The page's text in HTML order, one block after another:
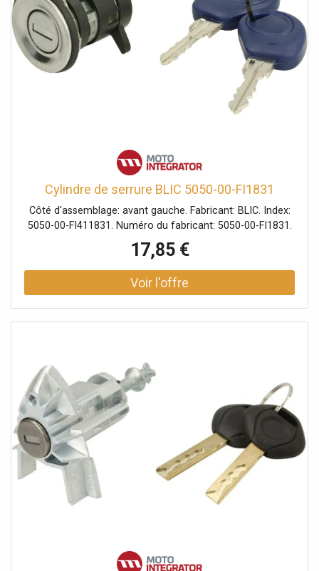
Cylindre de serrure BLIC 5050-00-FI1831
Côté d'assemblage: avant gauche. Fabricant: BLIC. Index:
5050-00-FI411831. Numéro du fabricant: 5050-00-FI1831.
17,85 €